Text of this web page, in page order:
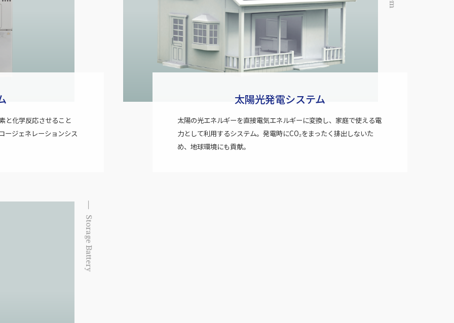
と化学反応させること
ージェネレーションシス
太陽光発電システム
太陽の光エネルギーを直接電気エネルギーに変換し、家庭で使える電
力として利用するシステム。発電時にCO₂をまったく排出しないた
め、地球環境にも貢献。
Storage Battery